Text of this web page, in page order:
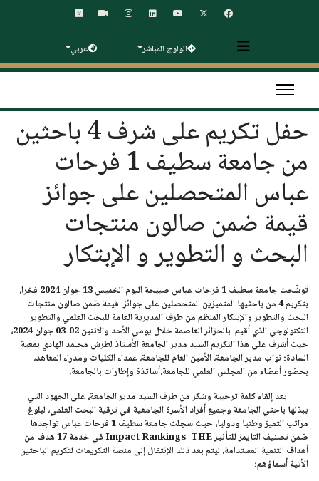
الولوج المباشر عربي
حفل تكريم على شرف 4 باحثين
من جامعة سطيف 1 فرحات
عباس المتحصلين على جوائز
قيمة ضمن صالون منتجات
البحث و التطوير و الإبتكار
تَوشّحت جامعة سطيف 1 فرحات عباس صبيحة اليومالخميس 13 جوان 2024
فخرا،
بتكريم 4 من باحثيها المتميزين المتحصلين على جوائز قيمة ضمن صالون منتجات
البحث والتطوير والإبتكار المنظم من طرف المديرية العامة للبحث العلمي والتطوير
التكنولوجي الذي أقيم بالحزائر العاصمة خلال يوميالأحد والاثنين 02-03 جوان 2024
،
حيث أشرف على هذا التكريم السيد مدير الجامعةالأستاذ لطرش محـمد الهادي بمعية
السادة: نواب مدير الجامعة، الأمين العام للجامعة، عمداء الكليات ومدراء المعاهد،
بحضور أعضاء من المجلس العلمي للجامعة،أساتذة وإطارات بالجامعة.
بعد إلقاء كلمة ترحبية وشكر من طرف السيد مدير الجامعة، على الجهود التي
يبذلها باحثي الجامعة وجميع أفراد الأسرة الجامعية في ترقية البحث العلمي، لبلوغ
مراتب التميز وطنيا ودوليا، حيث سجلت جامعة سطيف 1 فرحات عباس
تواجدها
ضمن تصنيف التايمز للتأثير Impact Rankings THE في خدمة 17 هدف من
أهداف التنمية المستدامة، ليتم بعد ذلك الإنتقال إلى منصة التكريمات لتكريم الباحثين
الأتية أسماؤهم: